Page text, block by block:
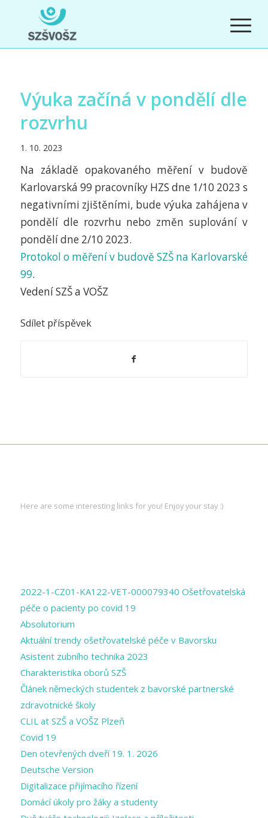
Výuka začíná v pondělí dle
rozvrhu
1. 10. 2023
Na základě opakovaného měření v budově
Karlovarská 99 pracovníky HZS dne 1/10 2023 s
negativními zjištěními, bude výuka zahájena v
pondělí dle rozvrhu nebo změn suplování v
pondělí dne 2/10 2023.
Protokol o měření v budově SZŠ na Karlovarské
99.
Vedení SZŠ a VOŠZ
Sdílet příspěvek
Here are some interesting links for you! Enjoy your stay :)
2022-1-CZ01-KA122-VET-000079340 Ošetřovatelská
péče o pacienty po covid 19
Absolutorium
Aktuální trendy ošetřovatelské péče v Bavorsku
Asistent zubního technika 2023
Charakteristika oborů SZŠ
Článek německých studentek z bavorské partnerské
zdravotnické školy
CLIL at SZŠ a VOŠZ Plzeň
Covid 19
Den otevřených dveří 19. 1. 2026
Deutsche Version
Digitalizace přijímacího řízení
Domácí úkoly pro žáky a studenty